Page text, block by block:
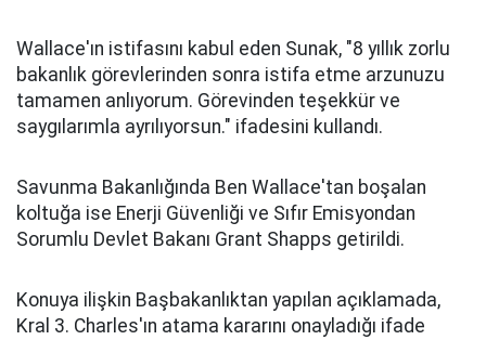
Wallace'ın istifasını kabul eden Sunak, "8 yıllık zorlu
bakanlık görevlerinden sonra istifa etme arzunuzu
tamamen anlıyorum. Görevinden teşekkür ve
saygılarımla ayrılıyorsun." ifadesini kullandı.
Savunma Bakanlığında Ben Wallace'tan boşalan
koltuğa ise Enerji Güvenliği ve Sıfır Emisyondan
Sorumlu Devlet Bakanı Grant Shapps getirildi.
Konuya ilişkin Başbakanlıktan yapılan açıklamada,
Kral 3. Charles'ın atama kararını onayladığı ifade